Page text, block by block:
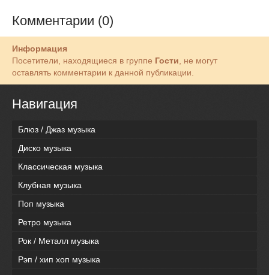
Комментарии (0)
Информация
Посетители, находящиеся в группе Гости, не могут
оставлять комментарии к данной публикации.
Навигация
Блюз / Джаз музыка
Диско музыка
Классическая музыка
Клубная музыка
Поп музыка
Ретро музыка
Рок / Металл музыка
Рэп / хип хоп музыка